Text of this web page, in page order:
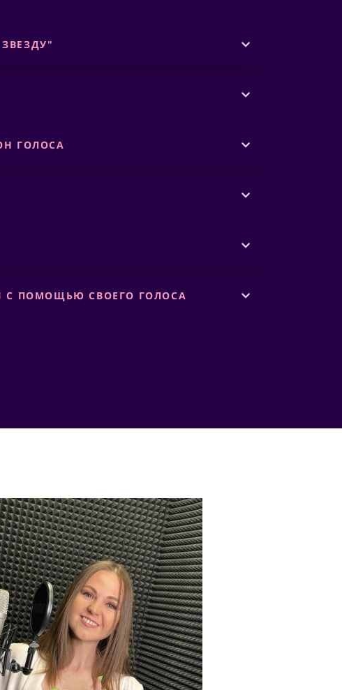
ГОЛОСА
С ПОМОЩЬЮ СВОЕГО ГОЛОСА